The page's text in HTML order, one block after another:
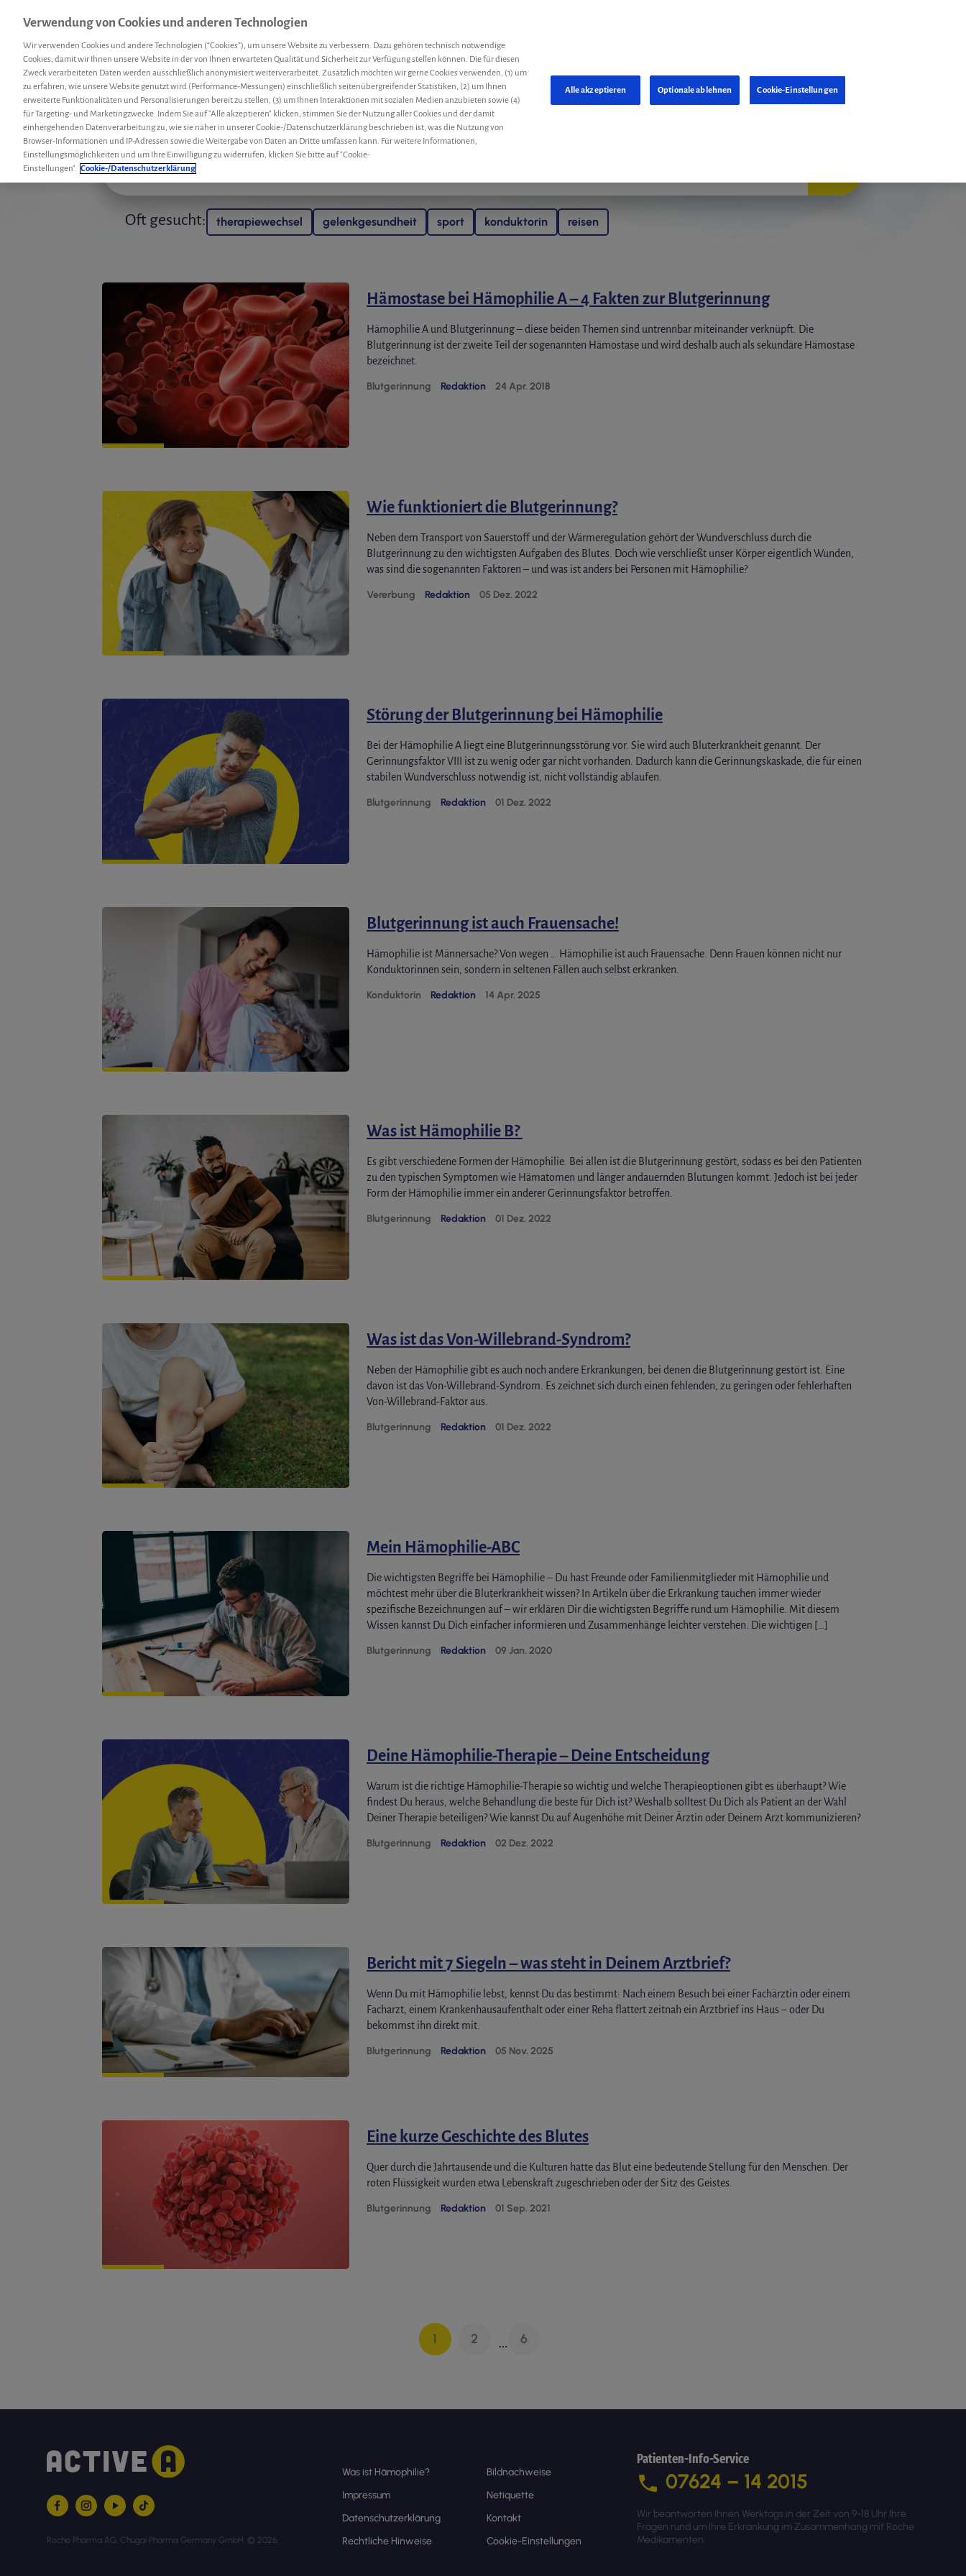
Oft gesucht: therapiewechsel gelenkgesundheit sport konduktorin reisen
Hämostase bei Hämophilie A – 4 Fakten zur Blutgerinnung
Hämophilie A und Blutgerinnung – diese beiden Themen sind untrennbar miteinander verknüpft. Die
Blutgerinnung ist der zweite Teil der sogenannten Hämostase und wird deshalb auch als sekundäre Hämostase
bezeichnet.
Blutgerinnung Redaktion 24 Apr. 2018
Wie funktioniert die Blutgerinnung?
Neben dem Transport von Sauerstoff und der Wärmeregulation gehört der Wundverschluss durch die
Blutgerinnung zu den wichtigsten Aufgaben des Blutes. Doch wie verschließt unser Körper eigentlich Wunden,
was sind die sogenannten Faktoren – und was ist anders bei Personen mit Hämophilie?
Vererbung Redaktion 05 Dez. 2022
Störung der Blutgerinnung bei Hämophilie
Bei der Hämophilie A liegt eine Blutgerinnungsstörung vor. Sie wird auch Bluterkrankheit genannt. Der
Gerinnungsfaktor VIII ist zu wenig oder gar nicht vorhanden. Dadurch kann die Gerinnungskaskade, die für einen
stabilen Wundverschluss notwendig ist, nicht vollständig ablaufen.
Blutgerinnung Redaktion 01 Dez. 2022
Blutgerinnung ist auch Frauensache!
Hämophilie ist Männersache? Von wegen … Hämophilie ist auch Frauensache. Denn Frauen können nicht nur
Konduktorinnen sein, sondern in seltenen Fällen auch selbst erkranken.
Konduktorin Redaktion 14 Apr. 2025
Was ist Hämophilie B?
Es gibt verschiedene Formen der Hämophilie. Bei allen ist die Blutgerinnung gestört, sodass es bei den Patienten
zu den typischen Symptomen wie Hämatomen und länger andauernden Blutungen kommt. Jedoch ist bei jeder
Form der Hämophilie immer ein anderer Gerinnungsfaktor betroffen.
Blutgerinnung Redaktion 01 Dez. 2022
Was ist das Von-Willebrand-Syndrom?
Neben der Hämophilie gibt es auch noch andere Erkrankungen, bei denen die Blutgerinnung gestört ist. Eine
davon ist das Von-Willebrand-Syndrom. Es zeichnet sich durch einen fehlenden, zu geringen oder fehlerhaften
Von-Willebrand-Faktor aus.
Blutgerinnung Redaktion 01 Dez. 2022
Mein Hämophilie-ABC
Die wichtigsten Begriffe bei Hämophilie – Du hast Freunde oder Familienmitglieder mit Hämophilie und
möchtest mehr über die Bluterkrankheit wissen? In Artikeln über die Erkrankung tauchen immer wieder
spezifische Bezeichnungen auf – wir erklären Dir die wichtigsten Begriffe rund um Hämophilie. Mit diesem
Wissen kannst Du Dich einfacher informieren und Zusammenhänge leichter verstehen. Die wichtigen […]
Blutgerinnung Redaktion 09 Jan. 2020
Deine Hämophilie-Therapie – Deine Entscheidung
Warum ist die richtige Hämophilie-Therapie so wichtig und welche Therapieoptionen gibt es überhaupt? Wie
findest Du heraus, welche Behandlung die beste für Dich ist? Weshalb solltest Du Dich als Patient an der Wahl
Deiner Therapie beteiligen? Wie kannst Du auf Augenhöhe mit Deiner Ärztin oder Deinem Arzt kommunizieren?
Blutgerinnung Redaktion 02 Dez. 2022
Bericht mit 7 Siegeln – was steht in Deinem Arztbrief?
Wenn Du mit Hämophilie lebst, kennst Du das bestimmt: Nach einem Besuch bei einer Fachärztin oder einem
Facharzt, einem Krankenhausaufenthalt oder einer Reha flattert zeitnah ein Arztbrief ins Haus – oder Du
bekommst ihn direkt mit.
Blutgerinnung Redaktion 05 Nov. 2025
Eine kurze Geschichte des Blutes
Quer durch die Jahrtausende und die Kulturen hatte das Blut eine bedeutende Stellung für den Menschen. Der
roten Flüssigkeit wurden etwa Lebenskraft zugeschrieben oder der Sitz des Geistes.
Blutgerinnung Redaktion 01 Sep. 2021
1 2 … 6
Roche Pharma AG, Chugai Pharma Germany GmbH. © 2026
Was ist Hämophilie?
Impressum
Datenschutzerklärung
Rechtliche Hinweise
Bildnachweise
Netiquette
Kontakt
Cookie-Einstellungen
Patienten-Info-Service
07624 – 14 2015
Wir beantworten Ihnen Werktags in der Zeit von 9-18 Uhr Ihre
Fragen rund um Ihre Erkrankung im Zusammenhang mit Roche
Medikamenten.
Verwendung von Cookies und anderen Technologien
Wir verwenden Cookies und andere Technologien (“Cookies”), um unsere Website zu verbessern. Dazu gehören technisch notwendige
Cookies, damit wir Ihnen unsere Website in der von Ihnen erwarteten Qualität und Sicherheit zur Verfügung stellen können. Die für diesen
Zweck verarbeiteten Daten werden ausschließlich anonymisiert weiterverarbeitet. Zusätzlich möchten wir gerne Cookies verwenden, (1) um
zu erfahren, wie unsere Website genutzt wird (Performance-Messungen) einschließlich seitenübergreifender Statistiken, (2) um Ihnen
erweiterte Funktionalitäten und Personalisierungen bereit zu stellen, (3) um Ihnen Interaktionen mit sozialen Medien anzubieten sowie (4)
für Targeting- und Marketingzwecke. Indem Sie auf "Alle akzeptieren" klicken, stimmen Sie der Nutzung aller Cookies und der damit
einhergehenden Datenverarbeitung zu, wie sie näher in unserer Cookie-/Datenschutzerklärung beschrieben ist, was die Nutzung von
Browser-Informationen und IP-Adressen sowie die Weitergabe von Daten an Dritte umfassen kann. Für weitere Informationen,
Einstellungsmöglichkeiten und um Ihre Einwilligung zu widerrufen, klicken Sie bitte auf "Cookie-
Einstellungen". Cookie-/Datenschutzerklärung
Cookie-Einstellungen
Optionale ablehnen
Alle akzeptieren